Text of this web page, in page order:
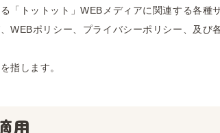
「トットット」WEBメディアに関連する各種
WEBポリシー、プライバシーポリシー、及び
指します。
用